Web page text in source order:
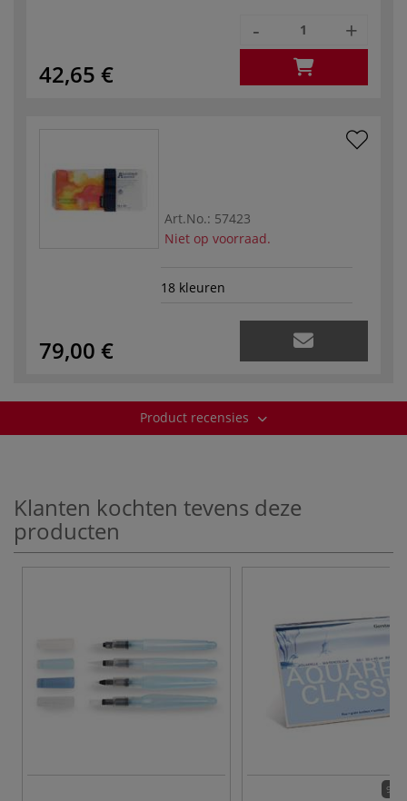
42,65 €
- +
Art.No.: 57423
Niet op voorraad.
18 kleuren
79,00 €
Product recensies
Klanten kochten tevens deze
producten
9